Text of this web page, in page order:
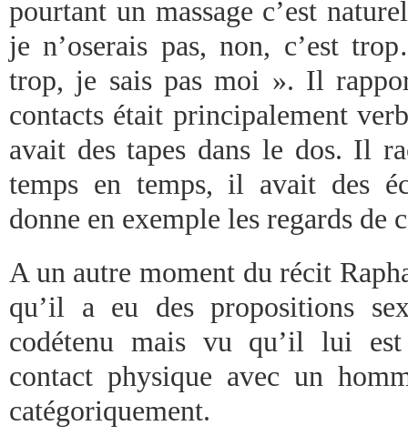
pourtant un massage c’est
je n’oserais pas, non, c’est
trop, je sais pas moi ». Il
contacts était principalement
avait des tapes dans le dos. Il
temps en temps, il avait des
donne en exemple les regards de
A un autre moment du récit
qu’il a eu des propositions
codétenu mais vu qu’il lui
contact physique avec un
catégoriquement.